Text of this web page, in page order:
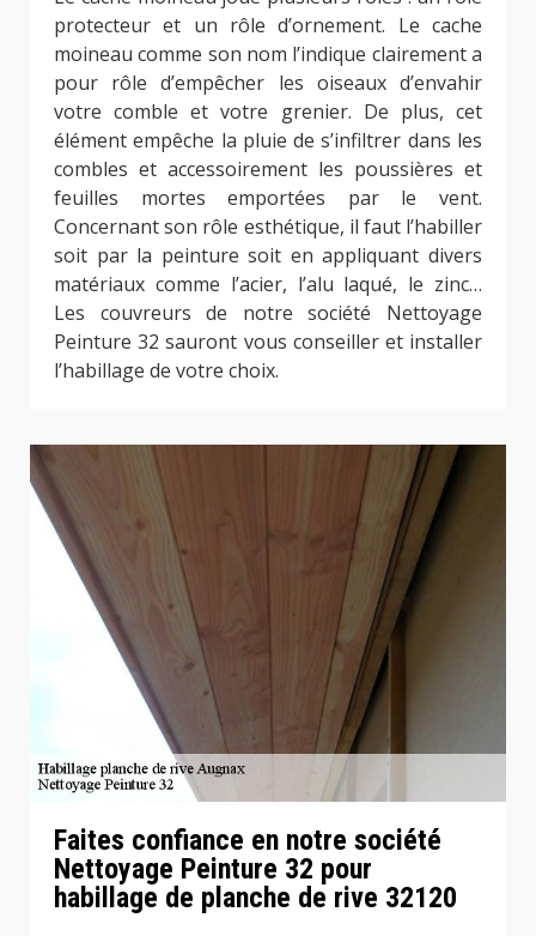
protecteur et un rôle d’ornement. Le cache
moineau comme son nom l’indique clairement a
pour rôle d’empêcher les oiseaux d’envahir
votre comble et votre grenier. De plus, cet
élément empêche la pluie de s’infiltrer dans les
combles et accessoirement les poussières et
feuilles mortes emportées par le vent.
Concernant son rôle esthétique, il faut l’habiller
soit par la peinture soit en appliquant divers
matériaux comme l’acier, l’alu laqué, le zinc…
Les couvreurs de notre société Nettoyage
Peinture 32 sauront vous conseiller et installer
l’habillage de votre choix.
Faites confiance en notre société
Nettoyage Peinture 32 pour
habillage de planche de rive 32120